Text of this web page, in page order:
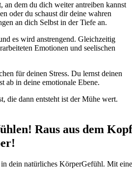
an dem du dich weiter antreiben kannst
oder du schaust dir deine wahren
an dich Selbst in der Tiefe an.
es wird anstrengend. Gleichzeitig
Emotionen und seelischen
für deinen Stress. Du lernst deinen
ab in deine emotionale Ebene.
die dann entsteht ist der Mühe wert.
Raus aus dem
dein natürliches KörperGefühl. Mit